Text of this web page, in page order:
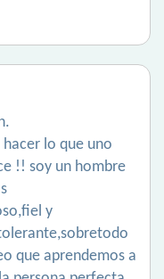
lo que uno
!! soy un hombre
y
que aprendemos a